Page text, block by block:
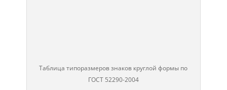
Таблица типоразмеров знаков круглой формы по
ГОСТ 52290-2004